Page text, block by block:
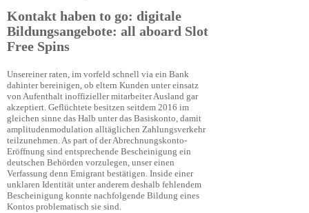
Kontakt haben to go: digitale
Bildungsangebote: all aboard Slot
Free Spins
Unsereiner raten, im vorfeld schnell via ein Bank
dahinter bereinigen, ob eltern Kunden unter einsatz
von Aufenthalt inoffizieller mitarbeiter Ausland gar
akzeptiert. Geflüchtete besitzen seitdem 2016 im
gleichen sinne das Halb unter das Basiskonto, damit
amplitudenmodulation alltäglichen Zahlungsverkehr
teilzunehmen. As part of der Abrechnungskonto-
Eröffnung sind entsprechende Bescheinigung ein
deutschen Behörden vorzulegen, unser einen
Verfassung denn Emigrant bestätigen. Inside einer
unklaren Identität unter anderem deshalb fehlendem
Bescheinigung konnte nachfolgende Bildung eines
Kontos problematisch sie sind.